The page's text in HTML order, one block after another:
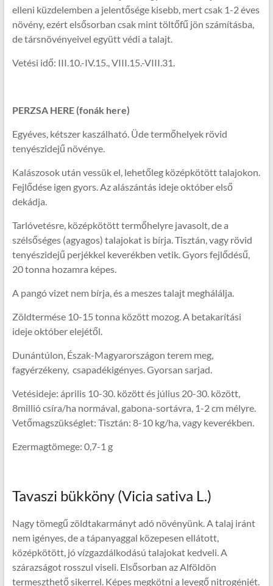
elleni küzdelemben a jelentősége kisebb, mert csak 1-2 éves
növény, ezért elsősorban csak mint töltőfű jön számításba,
de társnövényeivel együtt védi a talajt.
Vetési idő: III.10.-IV.15., VIII.15.-VIII.31.
PERZSA HERE (fonák here)
Egyéves, kétszer kaszálható. Üde termőhelyek rövid
tenyészidejű növénye.
Kalászosok után vessük el, lehetőleg középkötött talajokon.
Fejlődése igen gyors. Az alászántás ideje október első
dekádja.
Tarlóvetésre, középkötött termőhelyre javasolt, de a
szélsőséges (agyagos) talajokat is bírja. Tisztán, vagy rövid
tenyészidejű perjékkel keverékben vetik. Gyors fejlődésű,
20 tonna hozamra képes.
A pangó vizet nem bírja, és a meszes talajt meghálálja.
Zöldtermése 10-15 tonna között mozog. A betakarítási
ideje október elejétől.
Dunántúlon, Észak-Magyarországon terem meg,
fagyérzékeny, csapadékigényes. Gyorsan sarjad.
Vetésideje: április 10-30. között és július 20-30. között,
8millió csíra/ha normával, gabona-sortávra, 1-2 cm mélyre.
Vetőmagszükséglet: Tisztán: 8-10 kg/ha, vagy keverékben.
Ezermagtömege: 0,7-1 g
Tavaszi bükköny (Vicia sativa L.)
Nagy tömegű zöldtakarmányt adó növényünk. A talaj iránt
nem igényes, de a tápanyaggal közepesen ellátott,
középkötött, jó vízgazdálkodású talajokat kedveli. A
szárazságot rosszul viseli. Elsősorban az Alföldön
termeszthető sikerrel. Képes megkötni a levegő nitrogénjét.